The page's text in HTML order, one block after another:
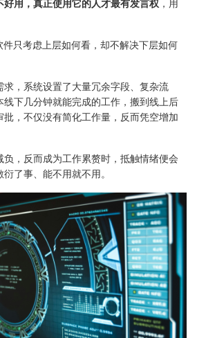
好用，真正使用它的人才最有发言权 ，用
只考虑上层如何看，却不解决下层如何
求，系统设置了大量冗余字段、复杂流
下几分钟就能完成的工作，搬到线上后
批，不仅没有简化工作量，反而凭空增加
负，反而成为工作累赘时，抵触情绪便会
了事、能不用就不用。